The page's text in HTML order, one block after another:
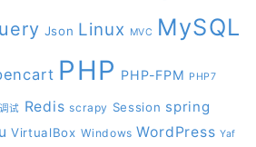
Json Linux MVC MySQL
PHP PHP-FPM PHP7
试 Redis scrapy Session spring
VirtualBox Windows WordPress Yaf